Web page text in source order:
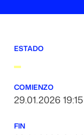
ESTADO
COMIENZO
29.01.2026 19:15
FIN